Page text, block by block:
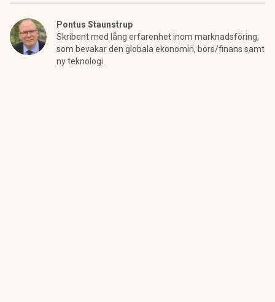
Pontus Staunstrup
Skribent med lång erfarenhet inom marknadsföring,
som bevakar den globala ekonomin, börs/finans samt
ny teknologi.